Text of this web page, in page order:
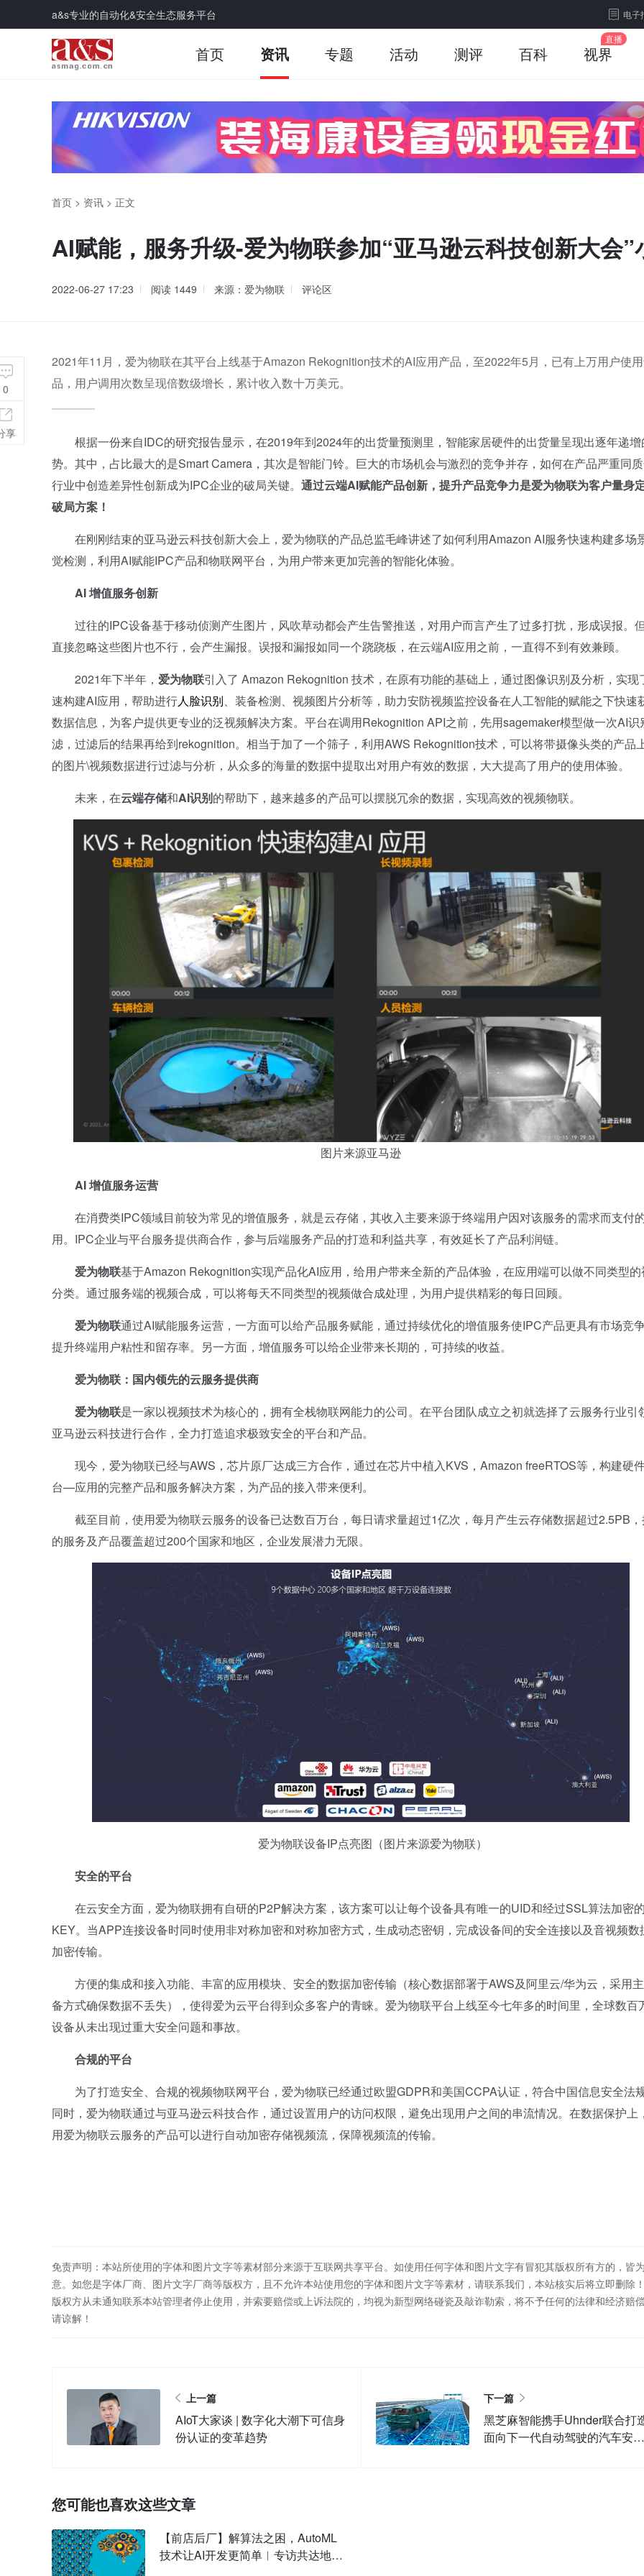
a&s专业的自动化&安全生态服务平台 电子
首页 资讯 专题 活动 测评 百科 视界
首页 > 资讯 > 正文
AI赋能，服务升级-爱为物联参加“亚马逊云科技创新大会”
2022-06-27 17:23 阅读 1449 来源：爱为物联 评论区
2021年11月，爱为物联在其平台上线基于Amazon Rekognition技术的AI应用产品，至2022年5月，已有上万用户使
品，用户调用次数呈现倍数级增长，累计收入数十万美元。
根据一份来自IDC的研究报告显示，在2019年到2024年的出货量预测里，智能家居硬件的出货量呈现出逐年递增
势。其中，占比最大的是Smart Camera，其次是智能门铃。巨大的市场机会与激烈的竞争并存，如何在产品严重同
行业中创造差异性创新成为IPC企业的破局关键。 通过云端AI赋能产品创新，提升产品竞争力是爱为物联为客户量身
破局方案！
在刚刚结束的亚马逊云科技创新大会上，爱为物联的产品总监毛峰讲述了如何利用Amazon AI服务快速构建多场
觉检测，利用AI赋能IPC产品和物联网平台，为用户带来更加完善的智能化体验。
AI 增值服务创新
过往的IPC设备基于移动侦测产生图片，风吹草动都会产生告警推送，对用户而言产生了过多打扰，形成误报。
直接忽略这些图片也不行，会产生漏报。误报和漏报如同一个跷跷板，在云端AI应用之前，一直得不到有效兼顾。
2021年下半年， 爱为物联引入了 Amazon Rekognition 技术，在原有功能的基础上，通过图像识别及分析，实现
速构建AI应用，帮助进行人脸识别、装备检测、视频图片分析等，助力安防视频监控设备在人工智能的赋能之下快速
数据信息，为客户提供更专业的泛视频解决方案。平台在调用Rekognition API之前，先用sagemaker模型做一次AI识
滤，过滤后的结果再给到rekognition。相当于加了一个筛子，利用AWS Rekognition技术，可以将带摄像头类的产品
的图片\视频数据进行过滤与分析，从众多的海量的数据中提取出对用户有效的数据，大大提高了用户的使用体验。
未来，在云端存储和AI识别的帮助下，越来越多的产品可以摆脱冗余的数据，实现高效的视频物联。
图片来源亚马逊
AI 增值服务运营
在消费类IPC领域目前较为常见的增值服务，就是云存储，其收入主要来源于终端用户因对该服务的需求而支付
用。IPC企业与平台服务提供商合作，参与后端服务产品的打造和利益共享，有效延长了产品利润链。
爱为物联基于Amazon Rekognition实现产品化AI应用，给用户带来全新的产品体验，在应用端可以做不同类型
分类。通过服务端的视频合成，可以将每天不同类型的视频做合成处理，为用户提供精彩的每日回顾。
爱为物联通过AI赋能服务运营，一方面可以给产品服务赋能，通过持续优化的增值服务使IPC产品更具有市场竞
提升终端用户粘性和留存率。另一方面，增值服务可以给企业带来长期的，可持续的收益。
爱为物联：国内领先的云服务提供商
爱为物联是一家以视频技术为核心的，拥有全栈物联网能力的公司。在平台团队成立之初就选择了云服务行业引
亚马逊云科技进行合作，全力打造追求极致安全的平台和产品。
现今，爱为物联已经与AWS，芯片原厂达成三方合作，通过在芯片中植入KVS，Amazon freeRTOS等，构建硬
台—应用的完整产品和服务解决方案，为产品的接入带来便利。
截至目前，使用爱为物联云服务的设备已达数百万台，每日请求量超过1亿次，每月产生云存储数据超过2.5PB
的服务及产品覆盖超过200个国家和地区，企业发展潜力无限。
爱为物联设备IP点亮图（图片来源爱为物联）
安全的平台
在云安全方面，爱为物联拥有自研的P2P解决方案，该方案可以让每个设备具有唯一的UID和经过SSL算法加密
KEY。当APP连接设备时同时使用非对称加密和对称加密方式，生成动态密钥，完成设备间的安全连接以及音视频数
加密传输。
方便的集成和接入功能、丰富的应用模块、安全的数据加密传输（核心数据部署于AWS及阿里云/华为云，采用
备方式确保数据不丢失），使得爱为云平台得到众多客户的青睐。爱为物联平台上线至今七年多的时间里，全球数百
设备从未出现过重大安全问题和事故。
合规的平台
为了打造安全、合规的视频物联网平台，爱为物联已经通过欧盟GDPR和美国CCPA认证，符合中国信息安全法
同时，爱为物联通过与亚马逊云科技合作，通过设置用户的访问权限，避免出现用户之间的串流情况。在数据保护上
用爱为物联云服务的产品可以进行自动加密存储视频流，保障视频流的传输。
免责声明：本站所使用的字体和图片文字等素材部分来源于互联网共享平台。如使用任何字体和图片文字有冒犯其版权所有方的，皆
意。如您是字体厂商、图片文字厂商等版权方，且不允许本站使用您的字体和图片文字等素材，请联系我们，本站核实后将立即删除
版权方从未通知联系本站管理者停止使用，并索要赔偿或上诉法院的，均视为新型网络碰瓷及敲诈勒索，将不予任何的法律和经济赔
请谅解！
上一篇
AIoT大家谈 | 数字化大潮下可信身
份认证的变革趋势
下一篇
黑芝麻智能携手Uhnder联合打
面向下一代自动驾驶的汽车安全
您可能也喜欢这些文章
【前店后厂】解算法之困，AutoML
技术让AI开发更简单︱专访共达地创
0
享